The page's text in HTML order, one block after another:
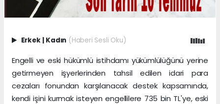
Erkek | Kadın (Haberi Sesli Oku)
Engelli ve eski hükümlü istihdamı yükümlülüğünü yerine
getirmeyen işyerlerinden tahsil edilen idari para
cezaları fonundan karşılanacak destek kapsamında,
kendi işini kurmak isteyen engellilere 735 bin TL'ye, eski